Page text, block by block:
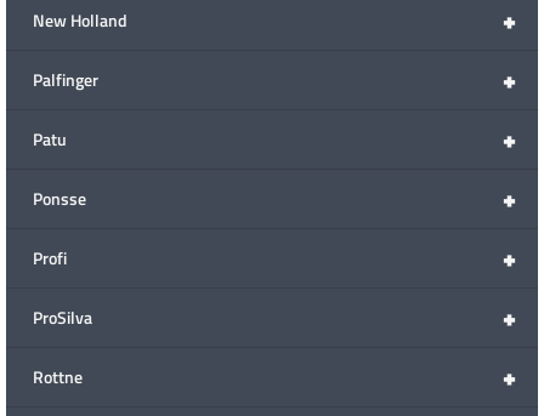
+
New Holland
+
Palfinger
+
Patu
+
Ponsse
+
Profi
+
ProSilva
+
Rottne